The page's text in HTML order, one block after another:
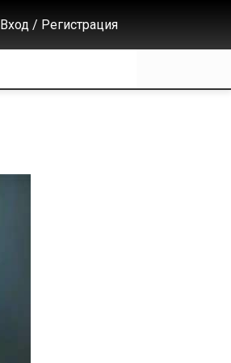
Вход / Регистрация